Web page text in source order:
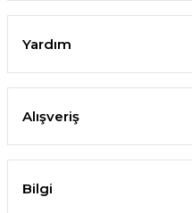
Yardım
Alışveriş
Bilgi